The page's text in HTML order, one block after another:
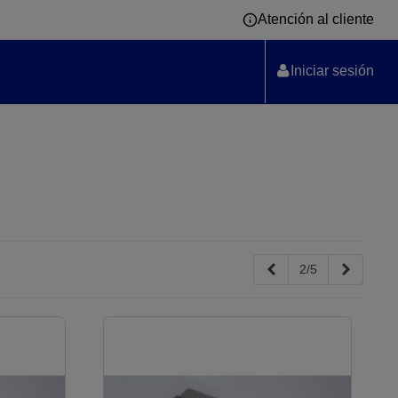
Atención al cliente
Iniciar sesión
Anterior
2/5